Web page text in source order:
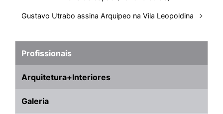
Gustavo Utrabo assina Arquipeo na Vila Leopoldina
Profissionais
Arquitetura+Interiores
Galeria